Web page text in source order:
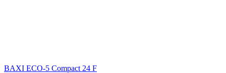
BAXI ECO-5 Compact 24 F